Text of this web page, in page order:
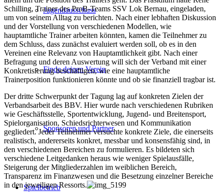
Jugendausschuss
Finde deinen Verein
Sponsoren und Partner
Spielbetrieb
Schilling, Trainer des ProB-Teams SSV Lok Bernau, eingeladen,
um von seinem Alltag zu berichten. Nach einer lebhaften Diskussion
und der Vorstellung von verschiedenen Modellen, wie
hauptamtliche Trainer arbeiten könnten, kamen die Teilnehmer zu
dem Schluss, dass zunächst evaluiert werden soll, ob es in den
Vereinen eine Relevanz von Hauptamtlichkeit gibt. Nach einer
Befragung und deren Auswertung will sich der Verband mit einer
Konkretisierung beschäftigen, wie eine hauptamtliche
Trainerposition funktionieren könnte und ob sie finanziell tragbar ist.
Der dritte Schwerpunkt der Tagung lag auf konkreten Zielen der
Verbandsarbeit des BBV. Hier wurde nach verschiedenen Rubriken
wie Geschäftsstelle, Sportentwicklung, Jugend- und Breitensport,
Spielorganisation, Schiedsrichterwesen und Kommunikation
gegliedert. Jeder Teilnehmer versuchte konkrete Ziele, die einerseits
realistisch, andererseits konkret, messbar und konsensfähig sind, in
den verschiedenen Bereichen zu formulieren. Es bildeten sich
verschiedene Leitgedanken heraus wie weniger Spielausfälle,
Steigerung der Mitgliederzahlen im weiblichen Bereich,
Transparenz im Finanzwesen und die Besetzung einzelner Bereiche
in den jeweiligen Ressorts.